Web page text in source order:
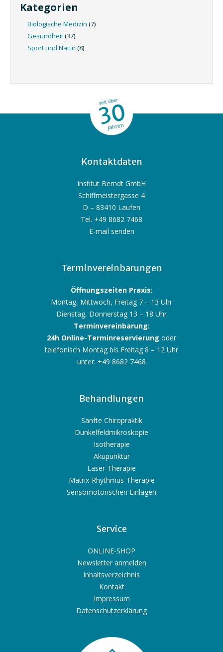
Kategorien
Biologische Medizin (7)
Gesundheit(37)
Sport und Natur(8)
Kontaktdaten
Institut Berndt GmbH
Schiffmeistergasse 4
D – 83410 Laufen
Tel. +49 8682 7468
E-mail senden
Terminvereinbarungen
Öffnungszeiten Praxis:
Montag, Mittwoch, Freitag 7 – 13 Uhr
Dienstag, Donnerstag 13 – 18 Uhr
Terminvereinbarung:
24h Online-Terminreservierung oder
telefonisch Montag bis Freitag 8 – 12 Uhr
unter: +49 8682 7468
Behandlungen
Sanfte Chiropraktik
Dunkelfeldmikroskopie
Isotherapie
Akupunktur
Laser-Therapie
Matrix-Rhythmus-Therapie
Sensomotorischen Einlagen
Service
ONLINE-SHOP
Newsletter anmelden
Inhaltsverzeichnis
Kontakt
Impressum
Datenschutzerklärung